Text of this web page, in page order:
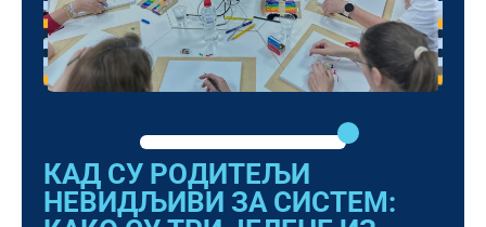
КАД СУ РОДИТЕЉИ
НЕВИДЉИВИ ЗА СИСТЕМ: